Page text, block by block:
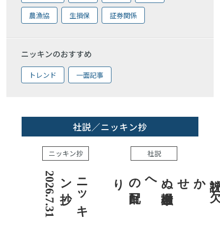
農漁協 生損保 証券関係
ニッキンのおすすめ
トレンド 一面記事
社説／ニッキン抄
ニッキン抄
ニ
ッ
キ
ン抄
2
0
2
6
.
7
.
3
1
社説
社説 欠かせぬ金融市場への目配り